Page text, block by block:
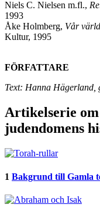
Niels C. Nielsen m.fl.,
1993
Åke Holmberg, Vår
Kultur, 1995
FÖRFATTARE
Text: Hanna Hägerland,
Artikelserie
judendomens
1 Bakgrund till Gamla